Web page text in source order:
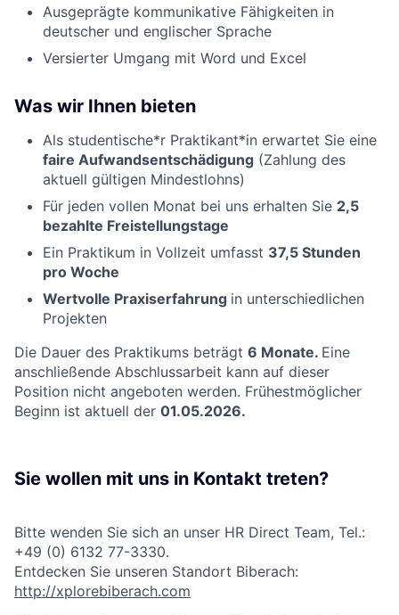
Ausgeprägte kommunikative Fähigkeiten in
deutscher und englischer Sprache
Versierter Umgang mit Word und Excel
Was wir Ihnen bieten
Als studentische*r Praktikant*in erwartet Sie eine
faire Aufwandsentschädigung (Zahlung des
aktuell gültigen Mindestlohns)
Für jeden vollen Monat bei uns erhalten Sie 2,5
bezahlte Freistellungstage
Ein Praktikum in Vollzeit umfasst 37,5 Stunden
pro Woche
Wertvolle Praxiserfahrung in unterschiedlichen
Projekten
Die Dauer des Praktikums beträgt 6 Monate. Eine
anschließende Abschlussarbeit kann auf dieser
Position nicht angeboten werden. Frühestmöglicher
Beginn ist aktuell der 01.05.2026.
Sie wollen mit uns in Kontakt treten?
Bitte wenden Sie sich an unser HR Direct Team, Tel.:
+49 (0) 6132 77-3330.
Entdecken Sie unseren Standort Biberach:
http://xplorebiberach.com